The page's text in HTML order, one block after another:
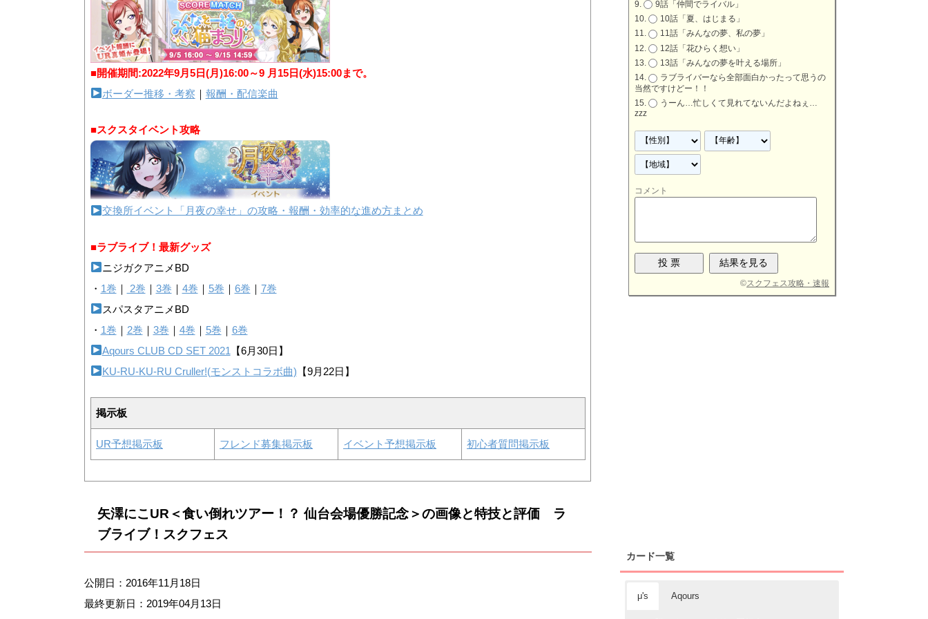
■開催期間:2022年9月5日(月)16:00～9 月15日(水)15:00まで。
ボーダー推移・考察 ｜ 報酬・配信楽曲
■スクスタイベント攻略
交換所イベント「月夜の幸せ」の攻略・報酬・効率的な進め方まとめ
■ラブライブ！最新グッズ
ニジガクアニメBD
・ 1巻 ｜ 2巻 ｜ 3巻 ｜ 4巻 ｜ 5巻 ｜ 6巻 ｜ 7巻
スパスタアニメBD
・ 1巻 ｜ 2巻 ｜ 3巻 ｜ 4巻 ｜ 5巻 ｜ 6巻
Aqours CLUB CD SET 2021 【6月30日】
KU-RU-KU-RU Cruller!(モンストコラボ曲) 【9月22日】
掲示板
UR予想掲示板 フレンド募集掲示板 イベント予想掲示板 初心者質問掲示板
矢澤にこUR＜食い倒れツアー！？ 仙台会場優勝記念＞の画像と特技と評価 ラ
ブライブ！スクフェス
公開日：2016年11月18日
最終更新日： 2019年04月13日
9話「仲間でライバル」
10話「夏、はじまる」
11話「みんなの夢、私の夢」
12話「花ひらく想い」
13話「みんなの夢を叶える場所」
ラブライバーなら全部面白かったって思うの
当然ですけどー！！
うーん…忙しくて見れてないんだよねぇ…
zzz
コメント
©スクフェス攻略・速報
カード一覧
μ's Aqours